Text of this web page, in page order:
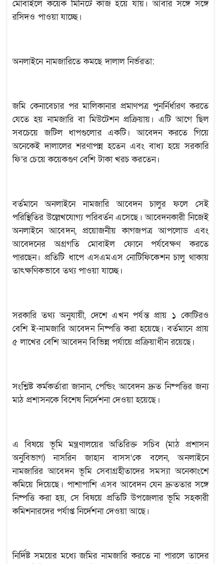
মোবাইলে কয়েক মিনিটে কাজ হয়ে যায়। আবার সঙ্গে সঙ্গে
রসিদও পাওয়া যাচ্ছে।
অনলাইনে নামজারিতে কমছে দালাল নির্ভরতা:
জমি কেনাবেচার পর মালিকানার প্রমাণপত্র পুনর্নির্ধারণ করতে
যেতে হয় নামজারি বা মিউটেশন প্রক্রিয়ায়। এটি আগে ছিল
সবচেয়ে জটিল ধাপগুলোর একটি। আবেদন করতে গিয়ে
অনেকেই দালালের শরণাপন্ন হতেন এবং বাধ্য হয়ে সরকারি
ফি’র চেয়ে কয়েকগুণ বেশি টাকা খরচ করতেন।
বর্তমানে অনলাইনে নামজারি আবেদন চালুর ফলে সেই
পরিস্থিতির উল্লেখযোগ্য পরিবর্তন এসেছে। আবেদনকারী নিজেই
অনলাইনে আবেদন, প্রয়োজনীয় কাগজপত্র আপলোড এবং
আবেদনের অগ্রগতি মোবাইল ফোনে পর্যবেক্ষণ করতে
পারছেন। প্রতিটি ধাপে এসএমএস নোটিফিকেশন চালু থাকায়
তাৎক্ষণিকভাবে তথ্য পাওয়া যাচ্ছে।
সরকারি তথ্য অনুযায়ী, দেশে এখন পর্যন্ত প্রায় ১ কোটিরও
বেশি ই-নামজারি আবেদন নিষ্পত্তি করা হয়েছে। বর্তমানে প্রায়
৫ লাখের বেশি আবেদন বিভিন্ন পর্যায়ে প্রক্রিয়াধীন রয়েছে।
সংশ্লিষ্ট কর্মকর্তারা জানান, পেন্ডিং আবেদন দ্রুত নিষ্পত্তির জন্য
মাঠ প্রশাসনকে বিশেষ নির্দেশনা দেওয়া হয়েছে।
এ বিষয়ে ভূমি মন্ত্রণালয়ের অতিরিক্ত সচিব (মাঠ প্রশাসন
অনুবিভাগ) নাসরিন জাহান বাসস’কে বলেন, অনলাইনে
নামজারির আবেদন ভূমি সেবাগ্রহীতাদের সমস্যা অনেকাংশে
কমিয়ে দিয়েছে। পাশাপাশি এসব আবেদন যেন দ্রুততার সঙ্গে
নিষ্পত্তি করা হয়, সে বিষয়ে প্রতিটি উপজেলার ভূমি সহকারী
কমিশনারদের পর্যাপ্ত নির্দেশনা দেওয়া আছে।
নির্দিষ্ট সময়ের মধ্যে জমির নামজারি করতে না পারলে তাদের